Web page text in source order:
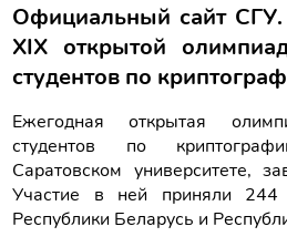
Официальный сайт
XIX открытой
студентов по
Ежегодная открытая
студентов по
Саратовском университете,
Участие в ней приняли 244
Республики Беларусь и